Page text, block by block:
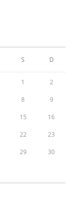
S D
1 2
8 9
15 16
22 23
29 30